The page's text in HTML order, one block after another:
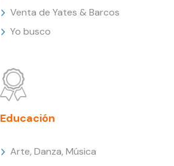
Venta de Yates & Barcos
Yo busco
Educación
Arte, Danza, Música